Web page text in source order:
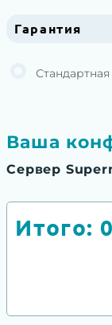
Гарантия
Ваша
Сервер
Итого: 0